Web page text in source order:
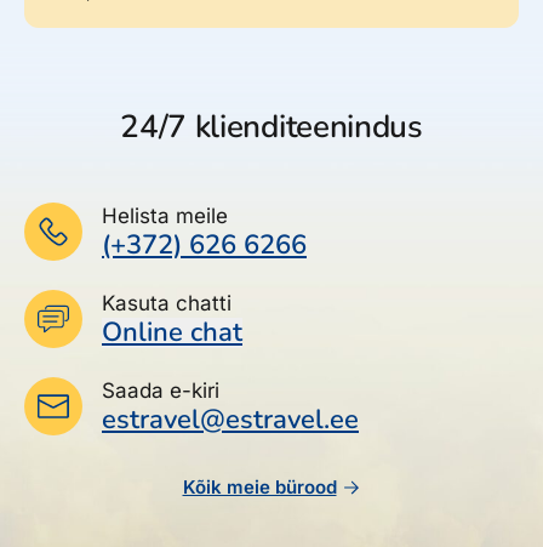
24/7 klienditeenindus
Helista meile
(+372) 626 6266
Kasuta chatti
Online chat
Saada e-kiri
estravel@estravel.ee
Kõik meie bürood